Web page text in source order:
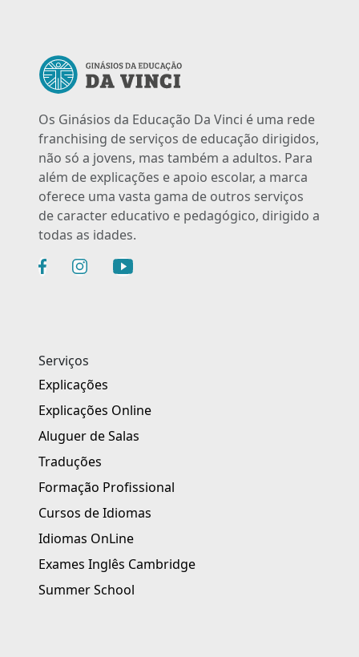
Os Ginásios da Educação Da Vinci é uma rede
franchising de serviços de educação dirigidos,
não só a jovens, mas também a adultos. Para
além de explicações e apoio escolar, a marca
oferece uma vasta gama de outros serviços
de caracter educativo e pedagógico, dirigido a
todas as idades.
Serviços
Explicações
Explicações Online
Aluguer de Salas
Traduções
Formação Profissional
Cursos de Idiomas
Idiomas OnLine
Exames Inglês Cambridge
Summer School